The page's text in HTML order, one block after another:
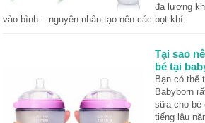
đa lượng
vào bình – nguyên nhân tạo nên các bọt khí.
Tại sao
bé tại
Bạn có thể
Babyborn
sữa cho bé
tiếng lâu